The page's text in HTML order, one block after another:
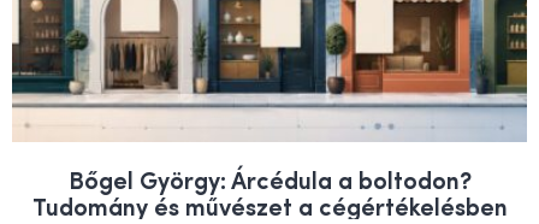
Bőgel György: Árcédula a boltodon?
Tudomány és művészet a cégértékelésben